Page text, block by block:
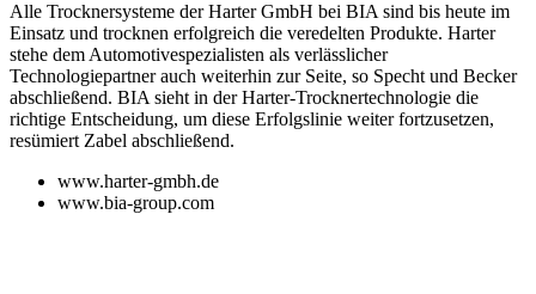
Alle Trocknersysteme der Harter GmbH bei BIA sind bis heute im
Einsatz und trocknen erfolgreich die veredelten Produkte. Harter
stehe dem Automotivespezialisten als verlässlicher
Technologiepartner auch weiterhin zur Seite, so Specht und Becker
abschließend. BIA sieht in der Harter-Trocknertechnologie die
richtige Entscheidung, um diese Erfolgslinie weiter fortzusetzen,
resümiert Zabel abschließend.
www.harter-gmbh.de
www.bia-group.com